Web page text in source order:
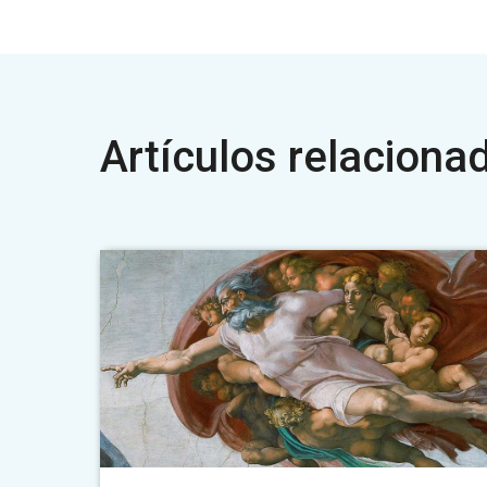
Artículos